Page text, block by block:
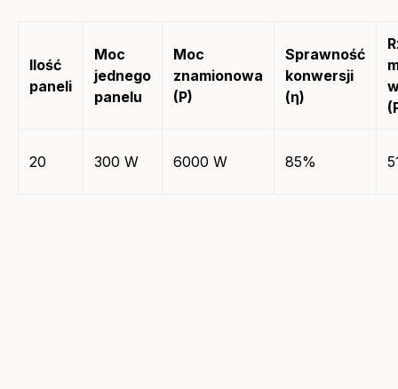
Ilość
paneli
Moc
jednego
panelu
Moc
znamionowa
(P)
Sprawność
konwersji
(η)
20 300 W 6000 W 85%